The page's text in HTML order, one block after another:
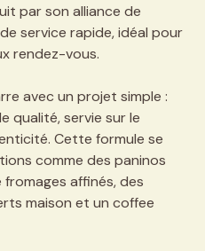
par son alliance de
service rapide, idéal pour
rendez-vous.
avec un projet simple :
qualité, servie sur le
Cette formule se
comme des paninos
affinés, des
maison et un coffee